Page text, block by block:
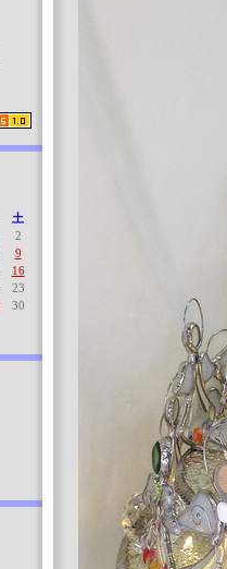
土
2
9
16
23
30